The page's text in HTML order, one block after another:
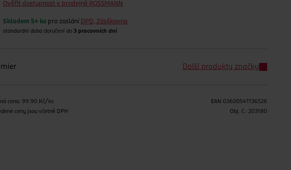
Ověřit dostupnost v prodejně ROSSMANN
Skladem 5+ ks pro zaslání DPD, Zásilkovna
standardní doba doručení do 3 pracovních dní
Další produkty značky
cena: 99.90 Kč/ks
ceny jsou včetně DPH
EAN 03600541136526
Obj. č.: 203180